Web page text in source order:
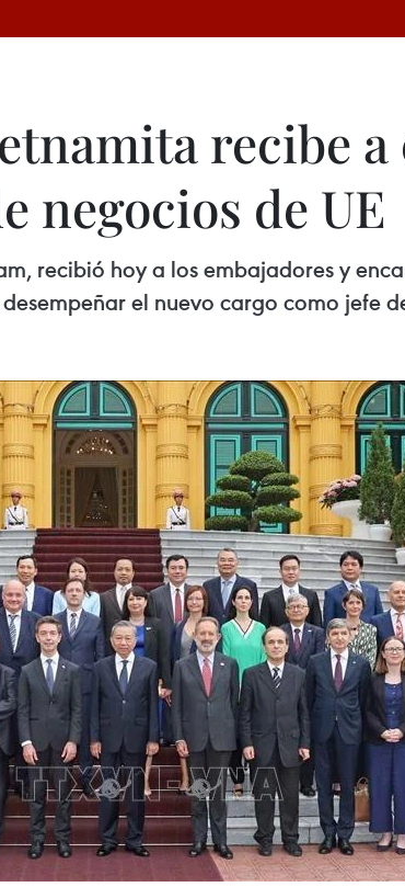
recibe a
negocios de UE
recibió hoy a los embajadores y
el nuevo cargo como jefe